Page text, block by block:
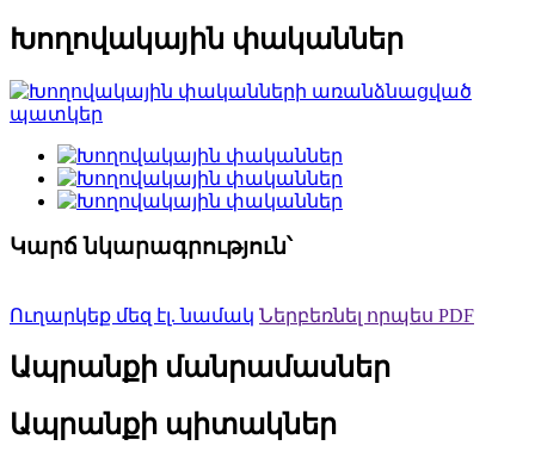
Խողովակային փականներ
Կարճ նկարագրություն՝
Ուղարկեք մեզ էլ. նամակ Ներբեռնել որպես PDF
Ապրանքի մանրամասներ
Ապրանքի պիտակներ